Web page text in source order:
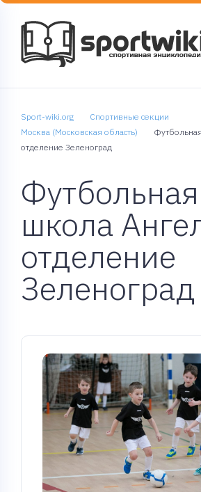
Sport-wiki.org
Спортивные секции
Москва (Московская область)
отделение Зеленоград
Футбольная
школа
отделение
Зеленоград